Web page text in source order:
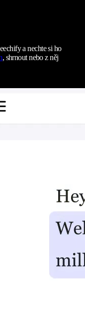
a nechte si ho
, shrnout nebo z něj